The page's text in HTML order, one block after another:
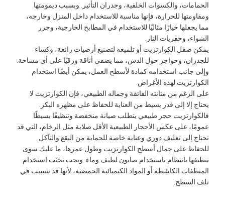
والكسوات الخلفية، وجدران التأثير. وبسبب ديمومتها
للحرارة، فإنها مناسبة للاستخدام داخل المنزل وخارجه،
يجعلها خيارًا مثاليًا للاستخدام في المطابخ الخارجية، وجزر
وحفريات النار.
صقل الكوارتزيت أو تلميعه لتصنيع أرضيات رائعة، وكساء
وحواجز حول الدش، مما يضفي أناقة ورقيًا على أي مساحة.
جانب استخدامه كمادة لأسطح العمل، يمكن أيضًا استخدام
لهذه الأغراض.
الرغم من متانته الفائقة وجماله الطبيعي، فإن الكوارتزيت لا
إلا إلى قدر بسيط من العناية للحفاظ على مظهره البكر.
حجر طبيعي يتطلب صيانة منخفضة وتنظيفًا بسيطًا
على عكس الأحجار الطبيعية الأقل صلابة مثل الرخام، التي قد
إلى تغليف دوري وعناية خاصة للحماية من البقع والتآكل.
على جمال أسطح الكوارتزيت وطول عمرها، ما عليك سوى
بانتظام باستخدام صابون لطيف وماء. ويجب تجنّب استخدام
الكاشطة أو المواد الكيميائية الحمضية، لأنها قد تتسبب في
السطح.